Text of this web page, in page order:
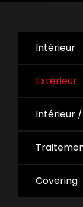
Intérieur
Extérieur
Intérieur
Covering